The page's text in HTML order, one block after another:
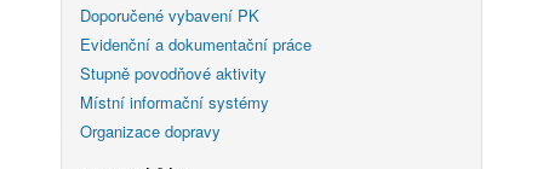
Doporučené vybavení PK
Evidenční a dokumentační práce
Stupně povodňové aktivity
Místní informační systémy
Organizace dopravy